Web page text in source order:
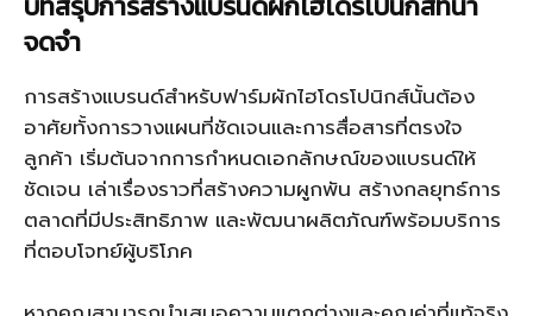
จดจำ
การสร้างแบรนด์สำหรับฟาร์มผักไฮโดรโปนิกส์นั้นต้อง
อาศัยทั้งการวางแผนที่ชัดเจนและการสื่อสารที่ตรงใจ
ลูกค้า เริ่มต้นจากการกำหนดเอกลักษณ์ของแบรนด์ให้
ชัดเจน เล่าเรื่องราวที่สร้างความผูกพัน สร้างกลยุทธ์การ
ตลาดที่มีประสิทธิภาพ และพัฒนาผลิตภัณฑ์พร้อมบริการ
ที่ตอบโจทย์ผู้บริโภค